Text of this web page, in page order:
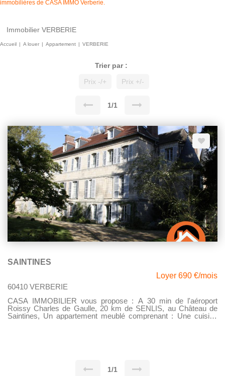
immobilières de CASA IMMO Verberie.
Immobilier VERBERIE
Accueil A louer Appartement VERBERIE
Trier par :
Prix -/+
Prix +/-
1/1
SAINTINES
Loyer 690 €/mois
60410 VERBERIE
CASA IMMOBILIER vous propose : A 30 min de l'aéroport
Roissy Charles de Gaulle, 20 km de SENLIS, au Château de
Saintines, Un appartement meublé comprenant : Une cuisine
1/1